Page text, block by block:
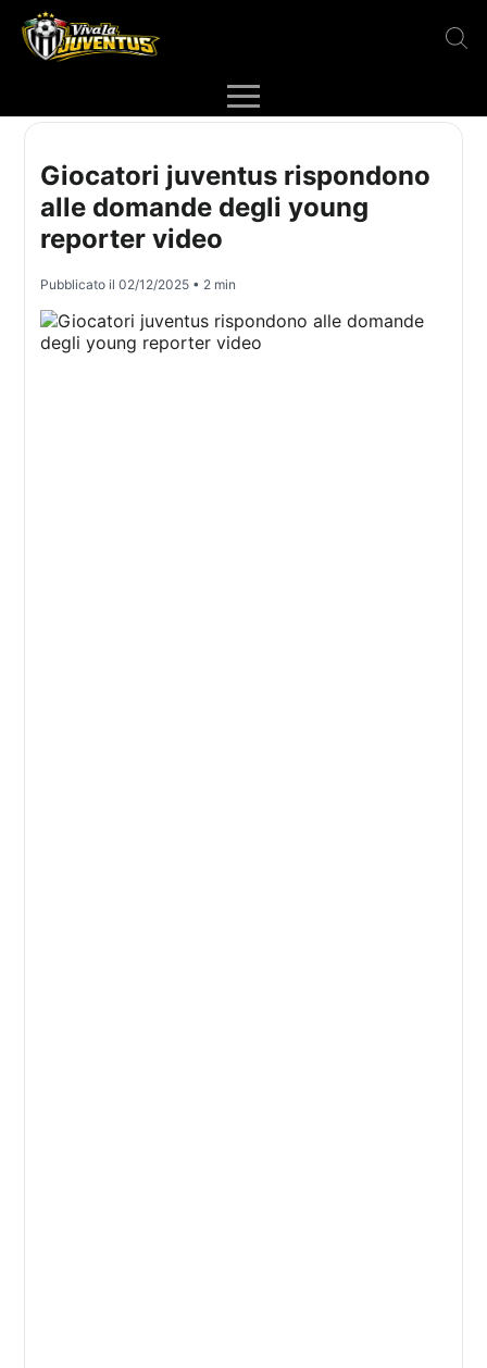
Giocatori juventus rispondono
alle domande degli young
reporter video
Pubblicato il02/12/2025 • 2 min